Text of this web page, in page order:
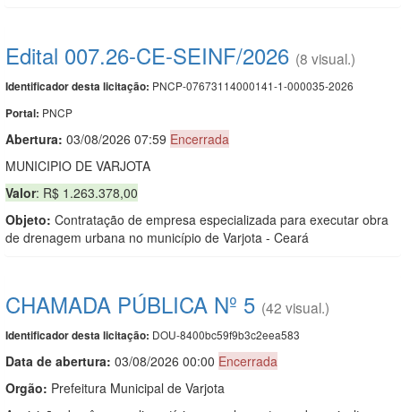
Edital 007.26-CE-SEINF/2026 (8 visual.)
Identificador desta licitação: PNCP-07673114000141-1-000035-2026
Portal: PNCP
Abertura: 03/08/2026 07:59 Encerrada
MUNICIPIO DE VARJOTA
Valor: R$ 1.263.378,00
Objeto: Contratação de empresa especializada para executar obra
de drenagem urbana no município de Varjota - Ceará
CHAMADA PÚBLICA Nº 5 (42 visual.)
Identificador desta licitação: DOU-8400bc59f9b3c2eea583
Data de abertura: 03/08/2026 00:00 Encerrada
Orgão: Prefeitura Municipal de Varjota